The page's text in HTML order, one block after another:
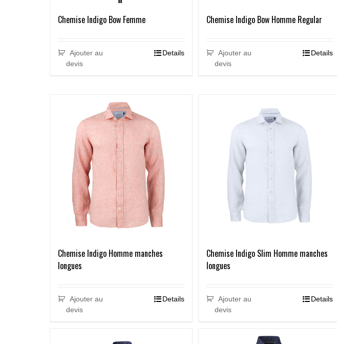
Chemise Indigo Bow Femme
Ajouter au
devis
Details
Chemise Indigo Bow Homme Regular
Ajouter au
devis
Details
Chemise Indigo Homme manches
longues
Ajouter au
devis
Details
Chemise Indigo Slim Homme manches
longues
Ajouter au
devis
Details